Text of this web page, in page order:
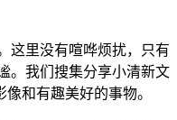
这里没有喧哗烦扰，只有
。我们搜集分享小清新文
和有趣美好的事物。